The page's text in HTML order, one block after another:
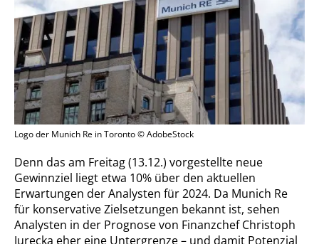
Logo der Munich Re in Toronto © AdobeStock
Denn das am Freitag (13.12.) vorgestellte neue
Gewinnziel liegt etwa 10% über den aktuellen
Erwartungen der Analysten für 2024. Da Munich Re
für konservative Zielsetzungen bekannt ist, sehen
Analysten in der Prognose von Finanzchef Christoph
Jurecka eher eine Untergrenze – und damit Potenzial